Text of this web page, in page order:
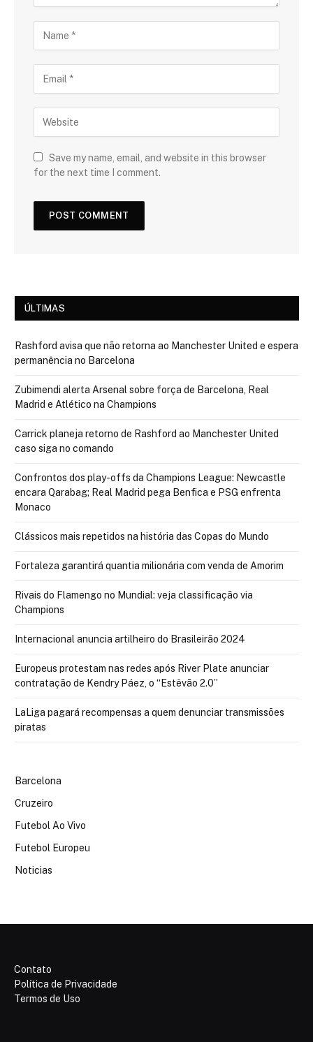
Save my name, email, and website in this browser
for the next time I comment.
ÚLTIMAS
Rashford avisa que não retorna ao Manchester United e espera
permanência no Barcelona
Zubimendi alerta Arsenal sobre força de Barcelona, Real
Madrid e Atlético na Champions
Carrick planeja retorno de Rashford ao Manchester United
caso siga no comando
Confrontos dos play-offs da Champions League: Newcastle
encara Qarabag; Real Madrid pega Benfica e PSG enfrenta
Monaco
Clássicos mais repetidos na história das Copas do Mundo
Fortaleza garantirá quantia milionária com venda de Amorim
Rivais do Flamengo no Mundial: veja classificação via
Champions
Internacional anuncia artilheiro do Brasileirão 2024
Europeus protestam nas redes após River Plate anunciar
contratação de Kendry Páez, o “Estêvão 2.0”
LaLiga pagará recompensas a quem denunciar transmissões
piratas
Barcelona
Cruzeiro
Futebol Ao Vivo
Futebol Europeu
Noticias
Contato
Política de Privacidade
Termos de Uso